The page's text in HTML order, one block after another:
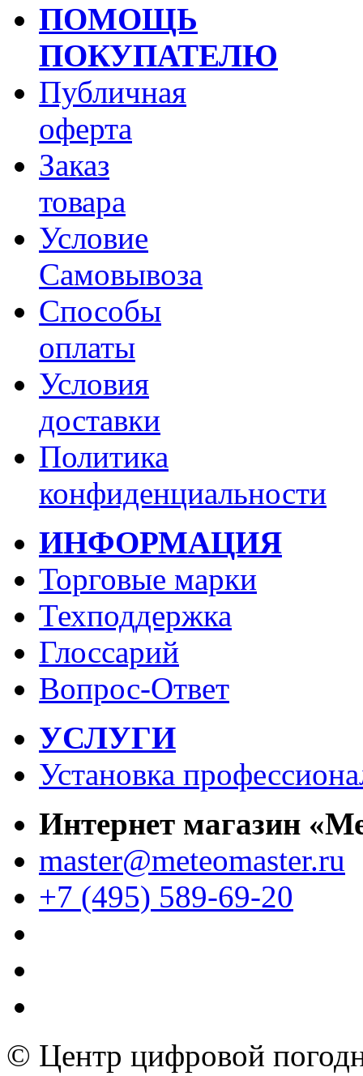
ПОМОЩЬ
ПОКУПАТЕЛЮ
Публичная
оферта
Заказ
товара
Условие
Самовывоза
Способы
оплаты
Условия
доставки
Политика
конфиденциальности
ИНФОРМАЦИЯ
Торговые марки
Техподдержка
Глоссарий
Вопрос-Ответ
УСЛУГИ
Установка
Интернет магазин
master@meteomaster.ru
+7 (495) 589-69-20
© Центр цифровой